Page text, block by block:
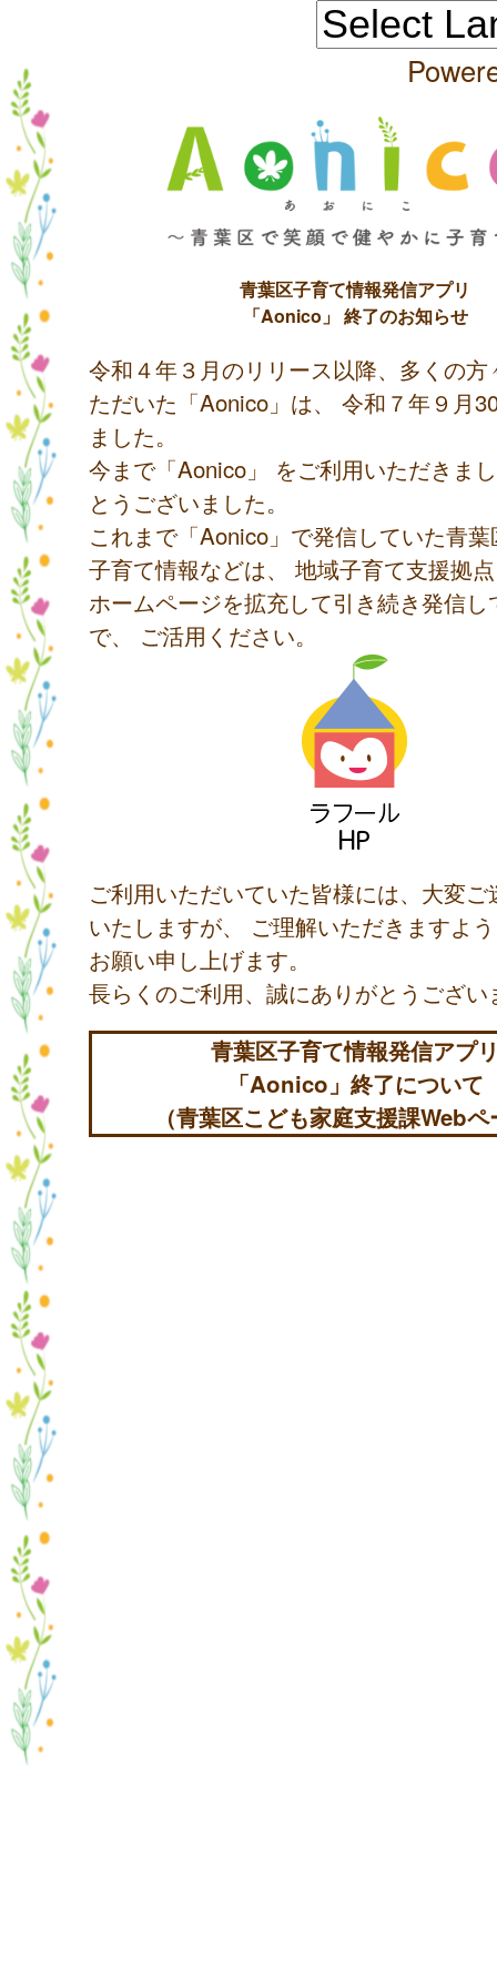
青葉区子育て情報発信アプリ
「Aonico」 終了のお知らせ
令和４年３月のリリース以降、多くの方
ただいた「Aonico」は、 令和７年９月
ました。
今まで「Aonico」 をご利用いただきま
とうございました。
これまで「Aonico」で発信していた青
子育て情報などは、 地域子育て支援拠
ホームページを拡充して引き続き発信し
で、 ご活用ください。
ご利用いただいていた皆様には、大変
いたしますが、 ご理解いただきますよ
お願い申し上げます。
長らくのご利用、誠にありがとうござい
青葉区子育て情報発信アプ
「Aonico」終了について
（青葉区こども家庭支援課Web